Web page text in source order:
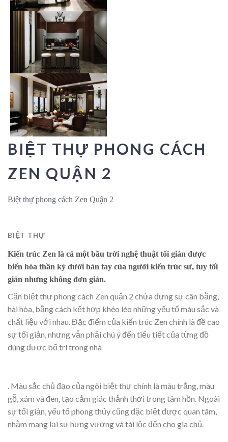
BIỆT THỰ PHONG CÁCH
ZEN QUẬN 2
Biệt thự phong cách Zen Quận 2
BIỆT THỰ
Kiến trúc Zen là cả một bầu trời nghệ thuật tối giản được
biến hóa thần kỳ dưới bàn tay của người kiến trúc sư, tuy tối
giản nhưng không đơn giản.
Căn biệt thự phong cách Zen quận 2 chứa đựng sự cân bằng,
hài hòa, bằng cách kết hợp khéo léo những yếu tố màu sắc và
chất liệu với nhau. Đặc điểm của kiến trúc Zen chính là đề cao
sự tối giản, nhưng vẫn phải chú ý đến tiểu tiết của từng đồ
dùng được bố trí trong nhà
. Màu sắc chủ đạo của ngôi biệt thự chính là màu trắng, màu
gỗ, xám và đen, tạo cảm giác thảnh thơi trong tâm hồn. Ngoài
sự tối giản, yếu tố phong thủy cũng đặc biệt được quan tâm,
nhằm mang lại sự hưng vượng và tài lộc đến cho gia chủ.